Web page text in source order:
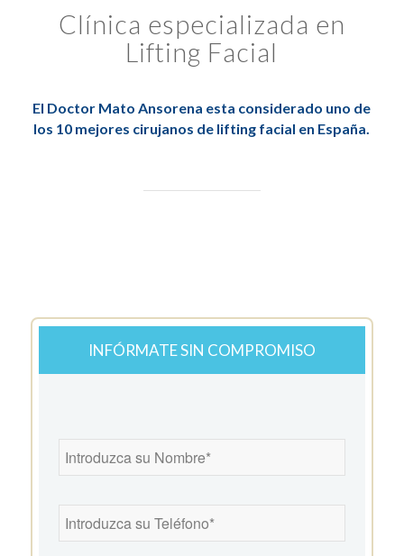
Clínica especializada en
Lifting Facial
El Doctor Mato Ansorena esta considerado uno de
los 10 mejores cirujanos de lifting facial en España.
INFÓRMATE SIN COMPROMISO